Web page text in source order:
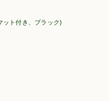
ト付き、ブラック)